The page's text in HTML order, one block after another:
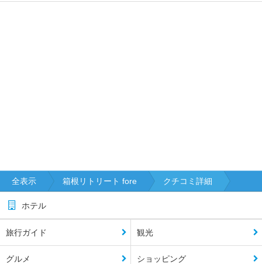
全表示 箱根リトリート fore クチコミ詳細
ホテル
旅行ガイド 観光
グルメ ショッピング